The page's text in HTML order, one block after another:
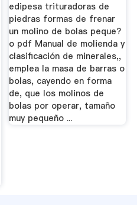
edipesa trituradoras de
piedras formas de frenar
un molino de bolas peque?
o pdf Manual de molienda y
clasificación de minerales,,
emplea la masa de barras o
bolas, cayendo en forma
de, que los molinos de
bolas por operar, tamaño
muy pequeño ...